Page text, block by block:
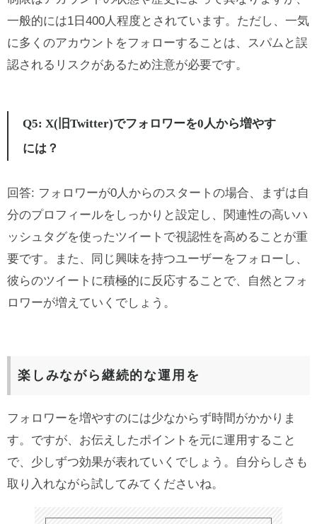
一般的には1日400人程度とされています。ただし、一気
に多くのアカウントをフォローすることは、スパムと誤
認されるリスクがあるため注意が必要です。
Q5: X(旧Twitter)でフォロワーを0人から増やす
には？
回答: フォロワーが0人からのスタートの場合、まずは自
分のプロフィールをしっかりと設定し、関連性の高いハ
ッシュタグを使ったツイートで視認性を高めることが重
要です。また、同じ興味を持つユーザーをフォローし、
彼らのツイートに積極的に反応することで、自然とフォ
ロワーが増えていくでしょう。
楽しみながら継続的な運用を
フォロワーを増やすのには少なからず時間がかかりま
す。ですが、お伝えしたポイントを元に運用すること
で、少しずつ効果が表れていくでしょう。自分らしさも
取り入れながら試してみてくださいね。